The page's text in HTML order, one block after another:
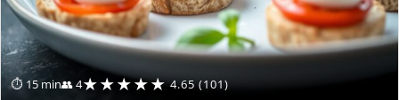
⏱ 15 min👥 4★★★★★ 4.65 (101)